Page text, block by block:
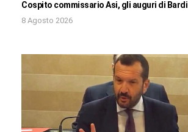
Cospito commissario Asi, gli auguri di Bardi
8 Agosto 2026